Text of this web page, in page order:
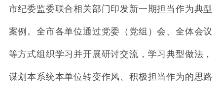
市纪委监委联合相关部门印发新一期担当作为典型
案例。全市各单位通过党委（党组）会、全体会议
等方式组织学习并开展研讨交流，学习典型做法，
谋划本系统本单位转变作风、积极担当作为的思路